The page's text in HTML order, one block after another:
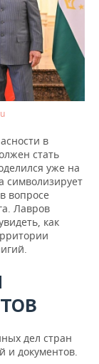
в
стать
уже на
символизирует
вопросе
Лавров
как
дел стран
и документов.